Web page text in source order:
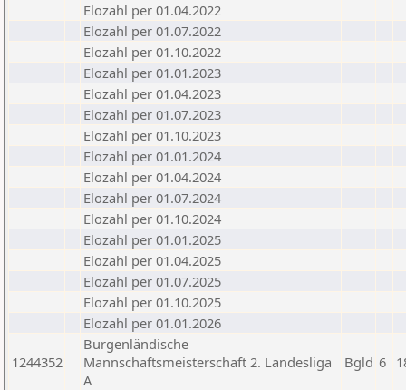
Elozahl per 01.04.2022
Elozahl per 01.07.2022
Elozahl per 01.10.2022
Elozahl per 01.01.2023
Elozahl per 01.04.2023
Elozahl per 01.07.2023
Elozahl per 01.10.2023
Elozahl per 01.01.2024
Elozahl per 01.04.2024
Elozahl per 01.07.2024
Elozahl per 01.10.2024
Elozahl per 01.01.2025
Elozahl per 01.04.2025
Elozahl per 01.07.2025
Elozahl per 01.10.2025
Elozahl per 01.01.2026
1244352
Burgenländische
Mannschaftsmeisterschaft 2. Landesliga
A
Bgld 6